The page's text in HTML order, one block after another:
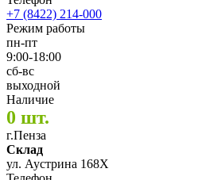
+7 (8422) 214-000
Режим работы
пн-пт
9:00-18:00
сб-вс
выходной
Наличие
0 шт.
г.Пенза
Склад
ул. Аустрина 168Х